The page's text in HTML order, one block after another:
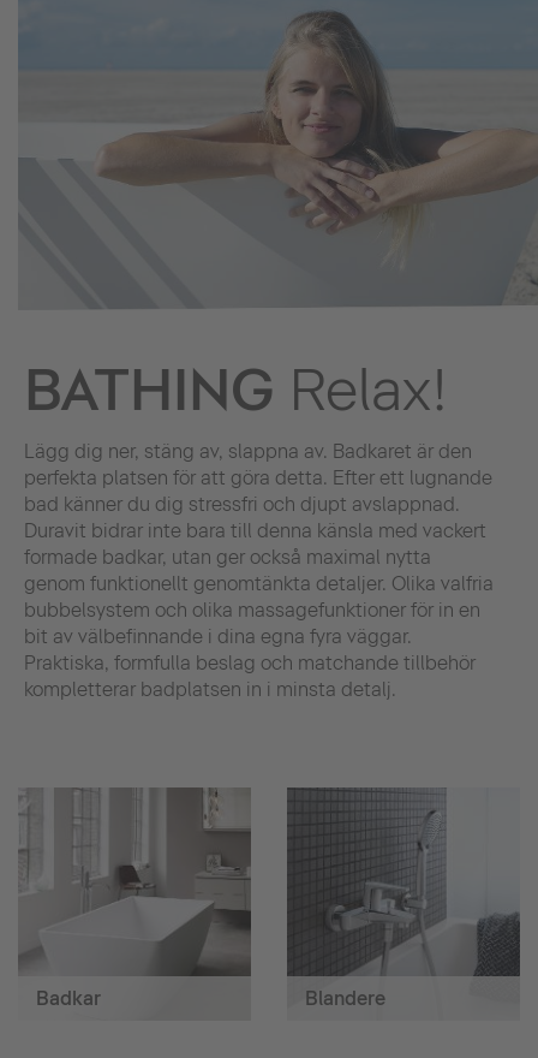
BATHING Relax!
Lägg dig ner, stäng av, slappna av. Badkaret är den
perfekta platsen för att göra detta. Efter ett lugnande
bad känner du dig stressfri och djupt avslappnad.
Duravit bidrar inte bara till denna känsla med vackert
formade badkar, utan ger också maximal nytta
genom funktionellt genomtänkta detaljer. Olika valfria
bubbelsystem och olika massagefunktioner för in en
bit av välbefinnande i dina egna fyra väggar.
Praktiska, formfulla beslag och matchande tillbehör
kompletterar badplatsen in i minsta detalj.
Badkar Blandere